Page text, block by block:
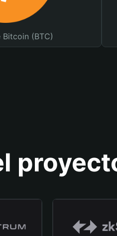
Bitcoin (BTC)